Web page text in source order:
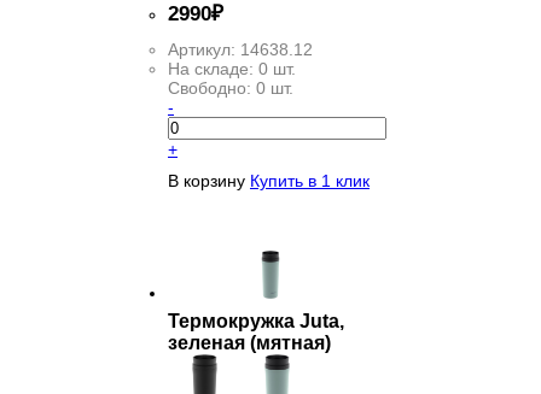
2990₽
Артикул: 14638.12
На складе: 0 шт.
Свободно: 0 шт.
-
+
В корзину Купить в 1 клик
Термокружка Juta,
зеленая (мятная)